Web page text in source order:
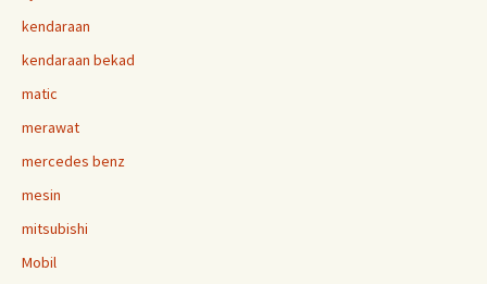
kendaraan
kendaraan bekad
matic
merawat
mercedes benz
mesin
mitsubishi
Mobil